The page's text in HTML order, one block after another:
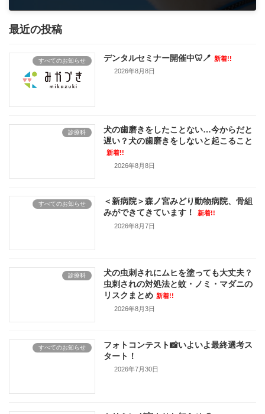
最近の投稿
すべてのお知らせ デンタルセミナー開催中🦷🪥 新着!!
2026年8月8日
診療科
犬の歯磨きをしたことない…今からだと
遅い？犬の歯磨きをしないと起こること
新着!!
2026年8月8日
すべてのお知らせ
＜新病院＞森ノ宮みどり動物病院、骨組
みができてきています！
新着!!
2026年8月7日
診療科
犬の虫刺されにムヒを塗っても大丈夫？
虫刺されの対処法と蚊・ノミ・マダニの
リスクまとめ 新着!!
2026年8月3日
すべてのお知らせ
フォトコンテスト📸いよいよ最終選考ス
タート！
2026年7月30日